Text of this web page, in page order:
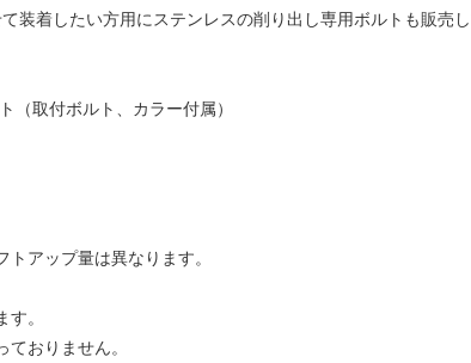
装着したい方用にステンレスの削り出し専用ボルトも販売
（取付ボルト、カラー付属）
アップ量は異なります。
。
おりません。